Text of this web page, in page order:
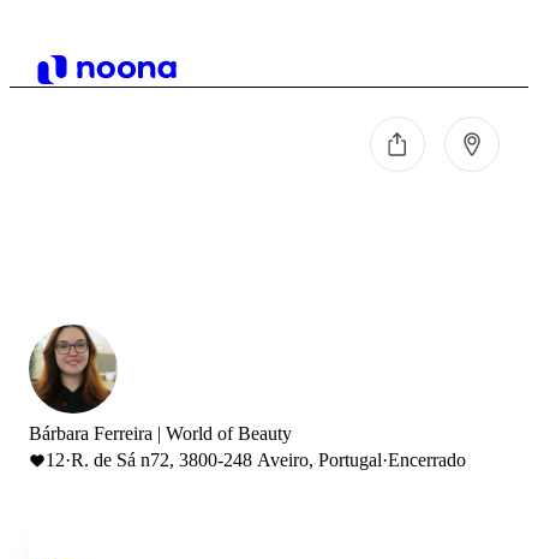
Bárbara Ferreira | World of Beauty
12·R. de Sá n72, 3800-248 Aveiro, Portugal·Encerrado